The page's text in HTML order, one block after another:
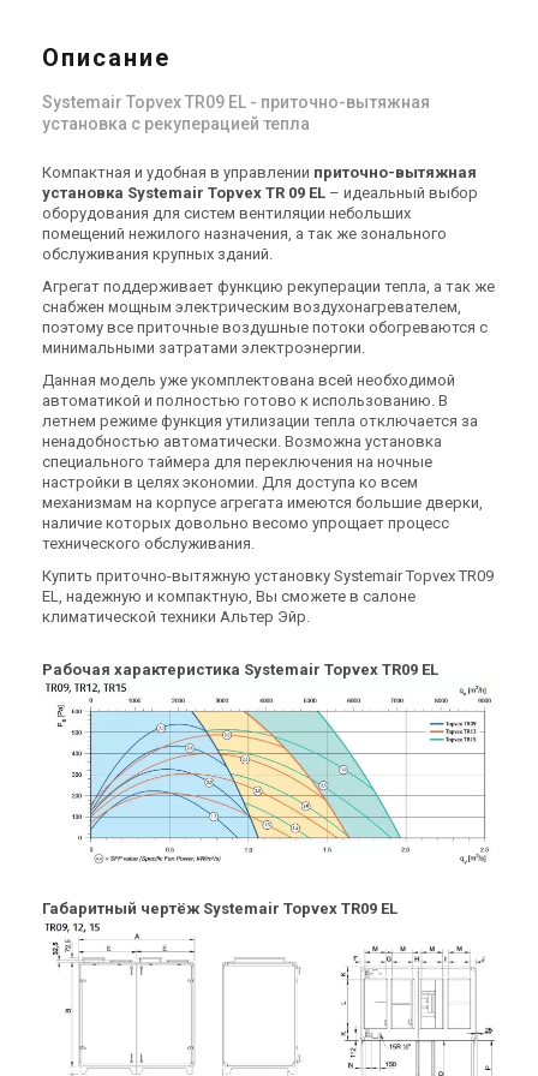
Приточно-вытяжная
установка Systemair Topvex
TR04 HWL-L-CAV
Цена
Цена по запросу
Купить
Приточно-вытяжная
установка Systemair Topvex
TR04 HWL-R-CAV
Цена
Купить
Снят с производства
Швеция
Приточно-вытяжная
установка Systemair Topvex
Цена по запросу
Купить
Снят с производства
Оставить отзыв
Швеция
установка Systemair Topvex
Цена по запросу
Снят с производства
Оставить отзыв
Швеция
Приточно-вытяжная
установка Systemair Topvex
263 002 грн
Купить
Снят с производства
Швеция
Приточно-вытяжная
установка Systemair Topvex
263 002 грн
Оставить отзыв
Оставить отзыв
Описание
Systemair Topvex TR09 EL - приточно-вытяжная
установка с рекуперацией тепла
Компактная и удобная в управлении приточно-вытяжная
установка Systemair Topvex TR 09 EL – идеальный выбор
оборудования для систем вентиляции небольших
помещений нежилого назначения, а так же зонального
обслуживания крупных зданий.
Агрегат поддерживает функцию рекуперации тепла, а так же
снабжен мощным электрическим воздухонагревателем,
поэтому все приточные воздушные потоки обогреваются с
минимальными затратами электроэнергии.
Данная модель уже укомплектована всей необходимой
автоматикой и полностью готово к использованию. В
летнем режиме функция утилизации тепла отключается за
ненадобностью автоматически. Возможна установка
специального таймера для переключения на ночные
настройки в целях экономии. Для доступа ко всем
механизмам на корпусе агрегата имеются большие дверки,
наличие которых довольно весомо упрощает процесс
технического обслуживания.
Купить приточно-вытяжную установку Systemair Topvex TR09
EL, надежную и компактную, Вы сможете в салоне
климатической техники Альтер Эйр.
Рабочая характеристика Systemair Topvex TR09 EL
Габаритный чертёж Systemair Topvex TR09 EL